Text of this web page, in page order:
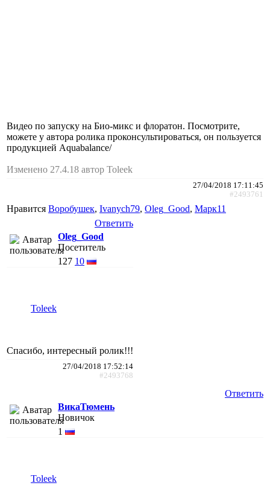
Видео по запуску на Био-микс и флоратон. Посмотрите,
можете у автора ролика проконсультироваться, он пользуется
продукцией Aquabalance/
Изменено 27.4.18 автор Toleek
27/04/2018 17:11:45
#2493761
Нравится Воробушек, Ivanych79, Oleg_Good, Марк11
Ответить
Oleg_Good
Посетитель
127 10
Toleek
Спасибо, интересный ролик!!!
27/04/2018 17:52:14
#2493768
Ответить
ВикаТюмень
Новичок
1
Toleek